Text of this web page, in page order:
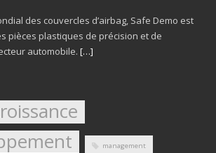
des couvercles d’airbag, Safe Demo est
pièces plastiques de précision et de
automobile. […]
management